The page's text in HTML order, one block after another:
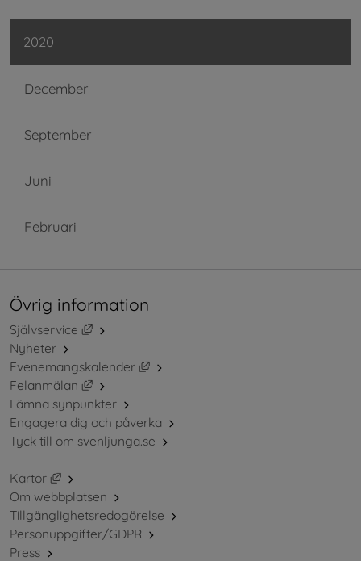
2020
December
September
Juni
Februari
Övrig information
Självservice
Länk till annan webbplats, öppnas i nytt fönster.
Nyheter
Evenemangskalender
Länk till annan webbplats, öppnas i
Felanmälan
Länk till annan webbplats, öppnas i nytt fönster.
Lämna synpunkter
Engagera dig och påverka
Tyck till om svenljunga.se
Kartor
Länk till annan webbplats, öppnas i nytt fönster.
Om webbplatsen
Tillgänglighetsredogörelse
Personuppgifter/GDPR
Press